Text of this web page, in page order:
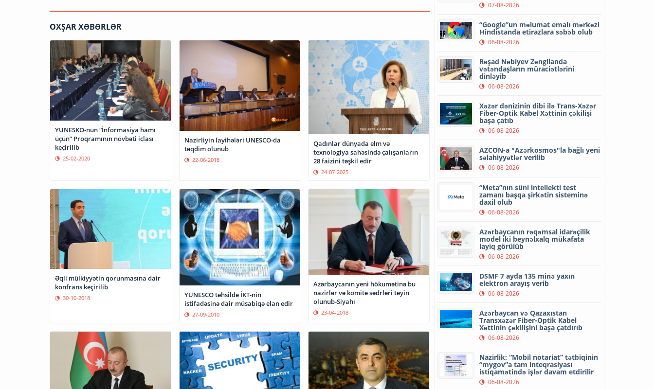
OXŞAR XƏBƏRLƏR
YUNESKO-nun “İnformasiya hamı
üçün” Proqramının növbəti iclası
keçirilib
25-02-2020
Nazirliyin layihələri UNESCO-da
təqdim olunub
22-06-2018
Qadınlar dünyada elm və
texnologiya sahəsində çalışanların
28 faizini təşkil edir
24-07-2025
Əqli mülkiyyətin qorunmasına dair
konfrans keçirilib
30-10-2018
YUNESCO təhsildə İKT-nin
istifadəsinə dair müsabiqə elan edir
27-09-2010
Azərbaycanın yeni hökumətinə bu
nazirlər və komitə sədrləri təyin
olunub-Siyahı
23-04-2018
07-08-2026
“Google”un məlumat emalı mərkəzi
Hindistanda etirazlara səbəb olub
06-08-2026
Rəşad Nəbiyev Zəngilanda
vətəndaşların müraciətlərini
dinləyib
06-08-2026
Xəzər dənizinin dibi ilə Trans-Xəzər
Fiber-Optik Kabel Xəttinin çəkilişi
başa çatıb
06-08-2026
AZCON-a "Azərkosmos"la bağlı yeni
səlahiyyətlər verilib
06-08-2026
“Meta”nın süni intellekti test
zamanı başqa şirkətin sisteminə
daxil olub
06-08-2026
Azərbaycanın rəqəmsal idarəçilik
model iki beynəlxalq mükafata
layiq görülüb
06-08-2026
DSMF 7 ayda 135 minə yaxın
elektron arayış verib
06-08-2026
Azərbaycan və Qazaxıstan
Transxəzər Fiber-Optik Kabel
Xəttinin çəkilişini başa çatdırıb
06-08-2026
Nazirlik: “Mobil notariat” tətbiqinin
“mygov”a tam inteqrasiyası
istiqamətində işlər davam etdirilir
06-08-2026